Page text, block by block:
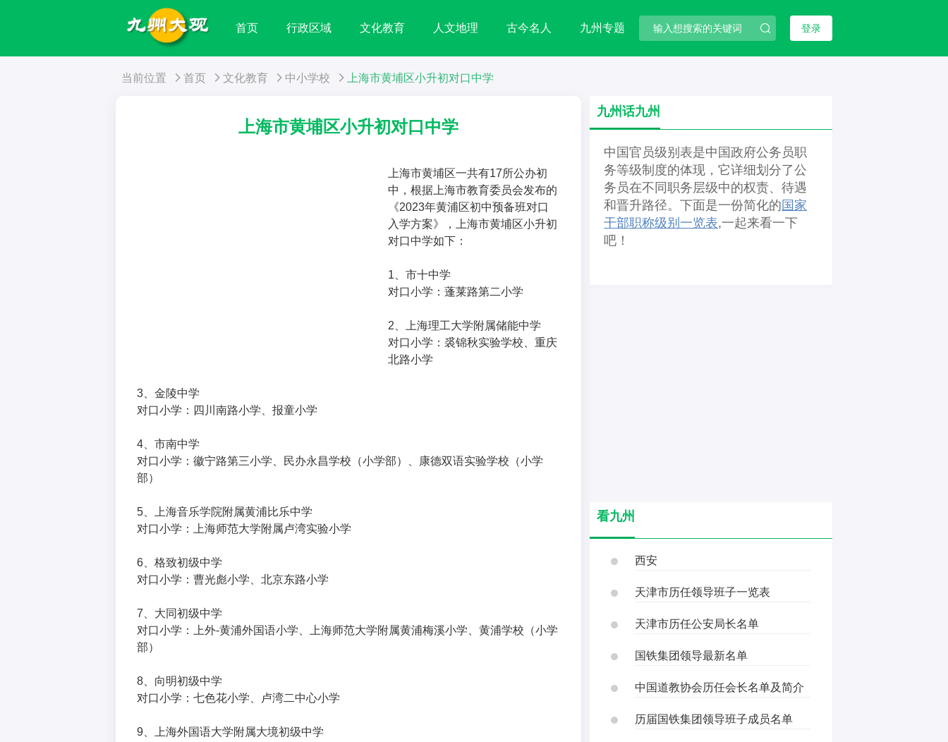
首页 行政区域 文化教育 人文地理 古今名人 九州专题 登录
当前位置 首页 文化教育 中小学校 上海市黄埔区小升初对口中学
上海市黄埔区小升初对口中学
上海市黄埔区一共有17所公办初
中，根据上海市教育委员会发布的
《2023年黄浦区初中预备班对口
入学方案》，上海市黄埔区小升初
对口中学如下：
1、市十中学
对口小学：蓬莱路第二小学
2、上海理工大学附属储能中学
对口小学：裘锦秋实验学校、重庆
北路小学
3、金陵中学
对口小学：四川南路小学、报童小学
4、市南中学
对口小学：徽宁路第三小学、民办永昌学校（小学部）、康德双语实验学校（小学
部）
5、上海音乐学院附属黄浦比乐中学
对口小学：上海师范大学附属卢湾实验小学
6、格致初级中学
对口小学：曹光彪小学、北京东路小学
7、大同初级中学
对口小学：上外-黄浦外国语小学、上海师范大学附属黄浦梅溪小学、黄浦学校（小学
部）
8、向明初级中学
对口小学：七色花小学、卢湾二中心小学
9、上海外国语大学附属大境初级中学
九州话九州
中国官员级别表是中国政府公务员职
务等级制度的体现，它详细划分了公
务员在不同职务层级中的权责、待遇
和晋升路径。下面是一份简化的 国家
干部职称级别一览表,一起来看一下
吧！
看九州
西安
天津市历任领导班子一览表
天津市历任公安局长名单
国铁集团领导最新名单
中国道教协会历任会长名单及简介
历届国铁集团领导班子成员名单